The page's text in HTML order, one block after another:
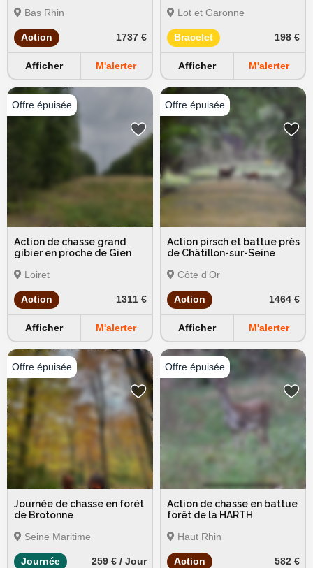
Bas Rhin
Action 1737 €
Afficher M'alerter
Lot et Garonne
Bracelet 198 €
Afficher M'alerter
Action de chasse grand
gibier en proche de Gien
Loiret
Action 1311 €
Afficher M'alerter
Action pirsch et battue près
de Châtillon-sur-Seine
Côte d'Or
Action 1464 €
Afficher M'alerter
Journée de chasse en forêt
de Brotonne
Seine Maritime
Journée 259 € / Jour
Action de chasse en battue
forêt de la HARTH
Haut Rhin
Action 582 €